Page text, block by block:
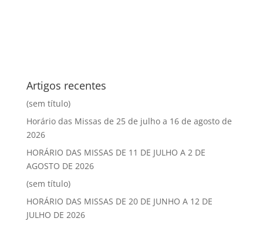
Artigos recentes
(sem título)
Horário das Missas de 25 de julho a 16 de agosto de
2026
HORÁRIO DAS MISSAS DE 11 DE JULHO A 2 DE
AGOSTO DE 2026
(sem título)
HORÁRIO DAS MISSAS DE 20 DE JUNHO A 12 DE
JULHO DE 2026